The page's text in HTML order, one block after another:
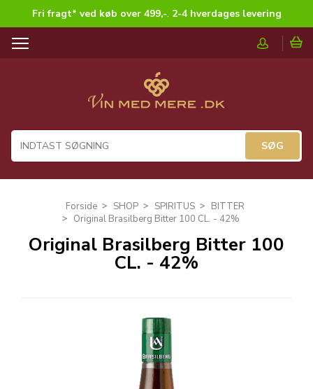
Fri fragt* ved køb over 499,-. 2-4 hverdages levering
T
a
i
Forside SHOP SPIRITUS
BITTER
Original Brasilberg Bitter 100 CL. - 42%
Original Brasilberg Bitter 100
CL. - 42%